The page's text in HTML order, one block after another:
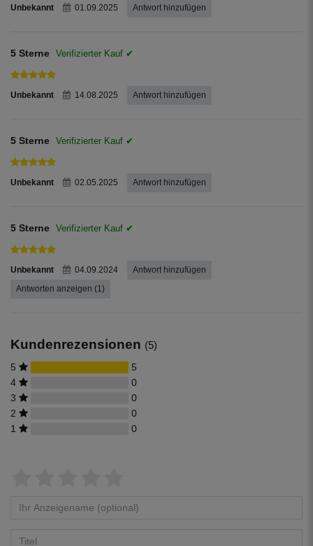
Kundenrezensionen (5)
5
5
4
0
3
0
2
0
1
0
Unbekannt 01.09.2025 Antwort hinzufügen
5 Sterne
Unbekannt 14.08.2025 Antwort hinzufügen
5 Sterne
Unbekannt 02.05.2025 Antwort hinzufügen
5 Sterne
Unbekannt 04.09.2024
Antwort hinzufügen
Antworten anzeigen (1)